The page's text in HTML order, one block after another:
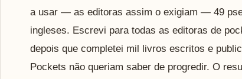
a usar — as editoras assim o exigiam — 49
ingleses. Escrevi para todas as editoras de
depois que completei mil livros escritos e
Pockets não queriam saber de progredir. O